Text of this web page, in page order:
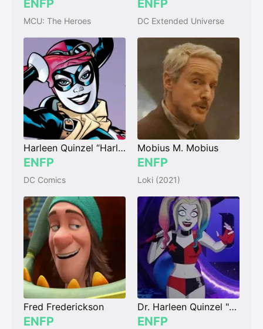
ENFP
MCU: The Heroes
ENFP
DC Extended Universe
Harleen Quinzel “Harley Quinn”
ENFP
DC Comics
Mobius M. Mobius
ENFP
Loki (2021)
Fred Frederickson
ENFP
Dr. Harleen Quinzel "Harley Quinn"
ENFP